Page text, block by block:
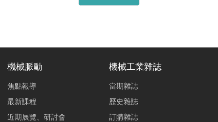
機械脈動
焦點報導
最新課程
近期展覽、研討會
機械工業雜誌
當期雜誌
歷史雜誌
訂購雜誌